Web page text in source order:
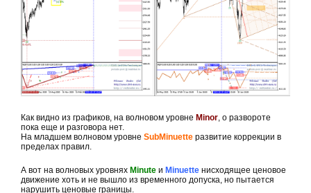
Как видно из графиков, на волновом уровне Minor , о развороте
пока еще и разговора нет.
На младшем волновом уровне SubMinuette развитие коррекции в
пределах правил.
А вот на волновых уровнях Minute и Minuette нисходящее ценовое
движение хоть и не вышло из временного допуска, но пытается
нарушить ценовые границы.